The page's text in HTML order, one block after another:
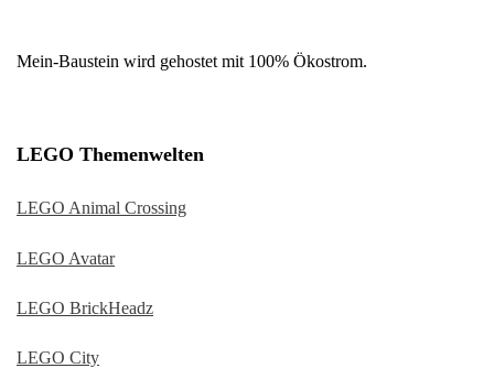
Mein-Baustein wird gehostet mit 100% Ökostrom.
LEGO Themenwelten
LEGO Animal Crossing
LEGO Avatar
LEGO BrickHeadz
LEGO City